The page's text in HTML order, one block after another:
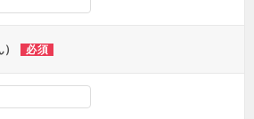
） 必須